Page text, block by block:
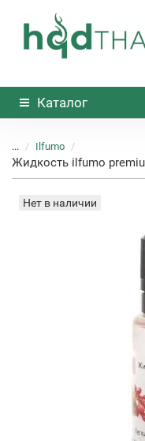
Каталог
... Ilfumo
Жидкость ilfumo
Нет в наличии